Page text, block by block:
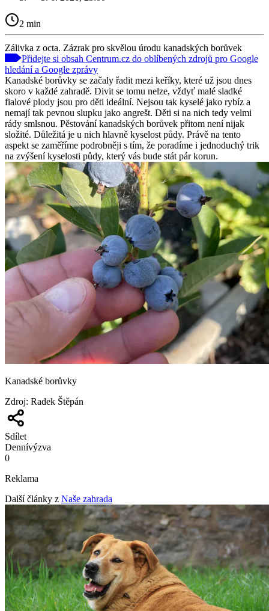
2 min
Zálivka z octa. Zázrak pro skvělou úrodu kanadských borůvek
Přidejte si obsah Centrum.cz do oblíbených zdrojů pro Google
hledání a Google zprávy
Kanadské borůvky se začaly řadit mezi keříky, které už jsou dnes
skoro v každé zahradě. Divit se tomu nelze, vždyť malé sladké
fialové plody jsou pro děti ideální. Nejsou tak kyselé jako rybíz a
nemají tak pevnou slupku jako angrešt. Děti si na nich tedy velmi
rády smlsnou. Pěstování kanadských borůvek přitom není nijak
složité. Důležitá je u nich hlavně kyselost půdy. Právě na tento
aspekt se zaměříme podrobněji s tím, že poradíme i jednoduchý trik
na zvýšení kyselosti půdy, který vás bude stát pár korun.
Kanadské borůvky
Zdroj: Radek Štěpán
Sdílet
Dennívýzva
0
Reklama
Další články z Naše zahrada